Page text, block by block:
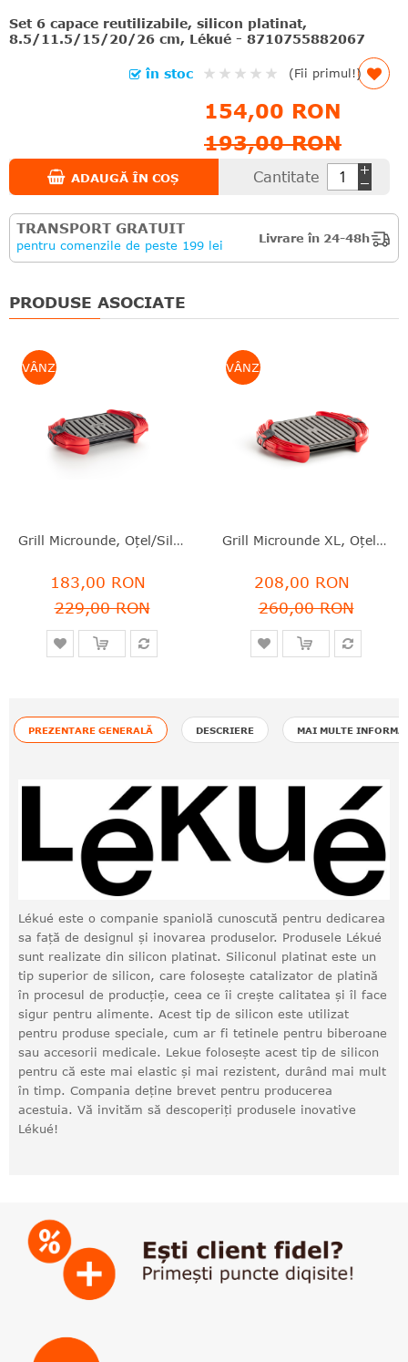
Set 6 capace reutilizabile, silicon platinat,
8.5/11.5/15/20/26 cm, Lékué - 8710755882067
Rating:
(Fii primul!)
în stoc
154,00 RON
193,00 RON
Cantitate
ADAUGĂ ÎN COȘ
TRANSPORT GRATUIT
pentru comenzile de peste 199 lei
Livrare în 24-48h
PRODUSE ASOCIATE
VÂNZARE
Grill Microunde, Oțel/silicon Platinat, Roșu, 25.2X14.7X5.4 Cm, Lékué - 8710755881787
183,00 RON
229,00 RON
VÂNZARE
Grill Microunde XL, Oțel/silicon, Roșu, 27X20.7X4.4 Cm, Lékué - 8710755881800
208,00 RON
260,00 RON
PREZENTARE GENERALĂ DESCRIERE MAI MULTE
Lékué este o companie spaniolă cunoscută pentru dedicarea
sa față de designul și inovarea produselor. Produsele Lékué
sunt realizate din silicon platinat. Siliconul platinat este un
tip superior de silicon, care folosește catalizator de platină
în procesul de producție, ceea ce îi crește calitatea și îl face
sigur pentru alimente. Acest tip de silicon este utilizat
pentru produse speciale, cum ar fi tetinele pentru biberoane
sau accesorii medicale. Lekue folosește acest tip de silicon
pentru că este mai elastic și mai rezistent, durând mai mult
în timp. Compania deține brevet pentru producerea
acestuia. Vă invităm să descoperiți produsele inovative
Lékué!